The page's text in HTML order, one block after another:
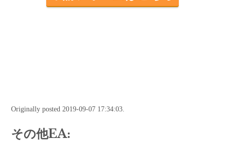
Originally posted 2019-09-07 17:34:03.
その他EA: